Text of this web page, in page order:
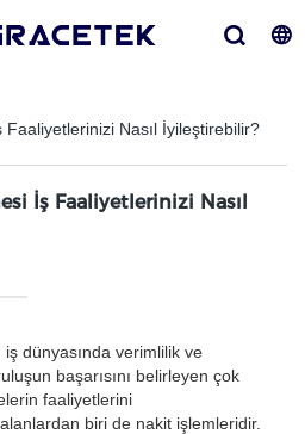
Nasıl İyileştirebilir?
İş Faaliyetlerinizi Nasıl
iş dünyasında verimlilik ve
başarısını belirleyen çok
faaliyetlerini
biri de nakit işlemleridir.